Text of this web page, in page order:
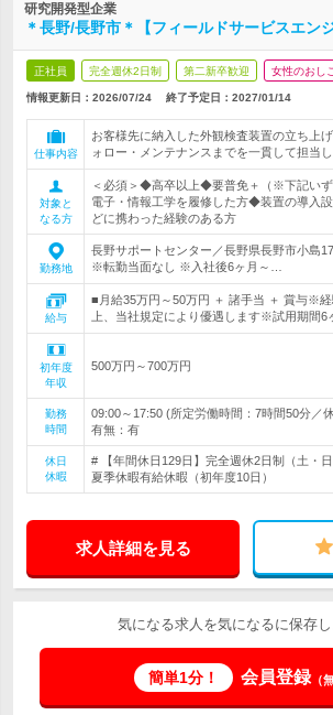
研究開発型企業
＊長野/長野市＊【フィールドサービスエン
正社員 完全週休2日制 第二新卒歓迎 女性のおし
情報更新日：2026/07/24 終了予定日： 2027/01/14
仕事内容
お客様先に納入した外観検査装置の立ち上
ォロー・メンテナンスまでを一貫して担当し
対象と
なる方
＜必須＞◆高卒以上◆要普免＋（※下記い
電子・情報工学を履修した方◆装置の導入
どに携わった経験のある方
勤務地
長野サポートセンター／長野県長野市小島
※転勤当面なし ※入社後6ヶ月～…
給与
■月給35万円～50万円 ＋ 諸手当 ＋ 賞与※
上、当社規定により優遇します※試用期間6
初年度
年収
500万円～700万円
勤務
時間
09:00～17:50 (所定労働時間：7時間50分／
有無：有
休日
休暇
# 【年間休日129日】完全週休2日制（土・
夏季休暇有給休暇（初年度10日）
求人詳細を見る
気になる求人を気になるに保存し
簡単1分！ 会員登録（